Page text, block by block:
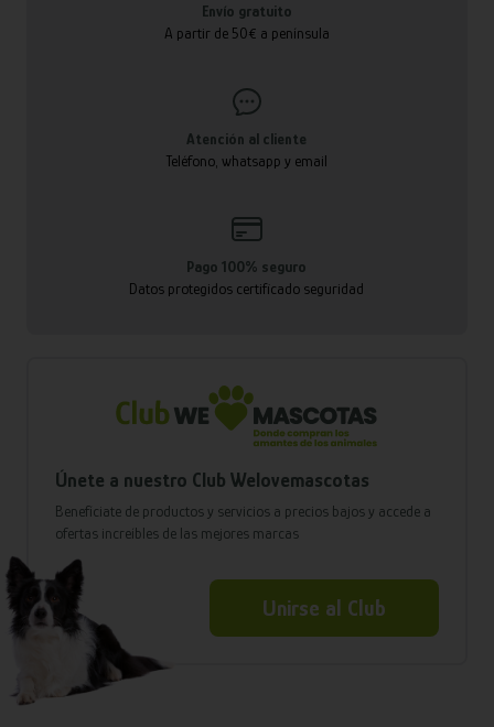
Envío gratuito
A partir de 50€ a península
Atención al cliente
Teléfono, whatsapp y email
Pago 100% seguro
Datos protegidos certificado seguridad
Únete a nuestro Club Welovemascotas
Benefíciate de productos y servicios a precios bajos y accede a
ofertas increíbles de las mejores marcas
Unirse al Club